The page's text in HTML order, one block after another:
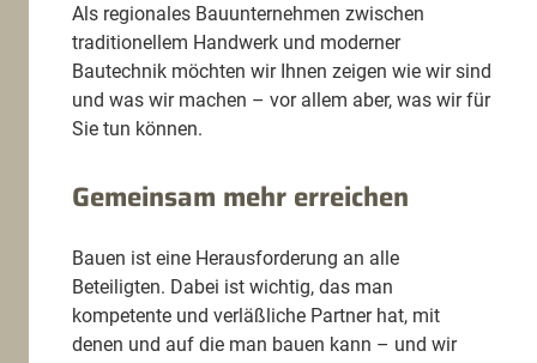
Als regionales Bauunternehmen zwischen
traditionellem Handwerk und moderner
Bautechnik möchten wir Ihnen zeigen wie wir sind
und was wir machen – vor allem aber, was wir für
Sie tun können.
Gemeinsam mehr erreichen
Bauen ist eine Herausforderung an alle
Beteiligten. Dabei ist wichtig, das man
kompetente und verläßliche Partner hat, mit
denen und auf die man bauen kann – und wir